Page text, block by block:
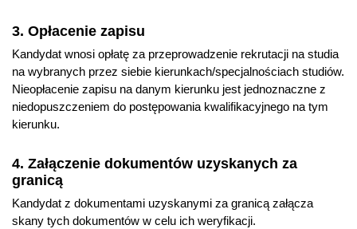
3. Opłacenie zapisu
Kandydat wnosi opłatę za przeprowadzenie rekrutacji na studia
na wybranych przez siebie kierunkach/specjalnościach studiów.
Nieopłacenie zapisu na danym kierunku jest jednoznaczne z
niedopuszczeniem do postępowania kwalifikacyjnego na tym
kierunku.
4. Załączenie dokumentów uzyskanych za
granicą
Kandydat z dokumentami uzyskanymi za granicą załącza
skany tych dokumentów w celu ich weryfikacji.